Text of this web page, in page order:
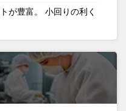
が豊富。 小回りの利く